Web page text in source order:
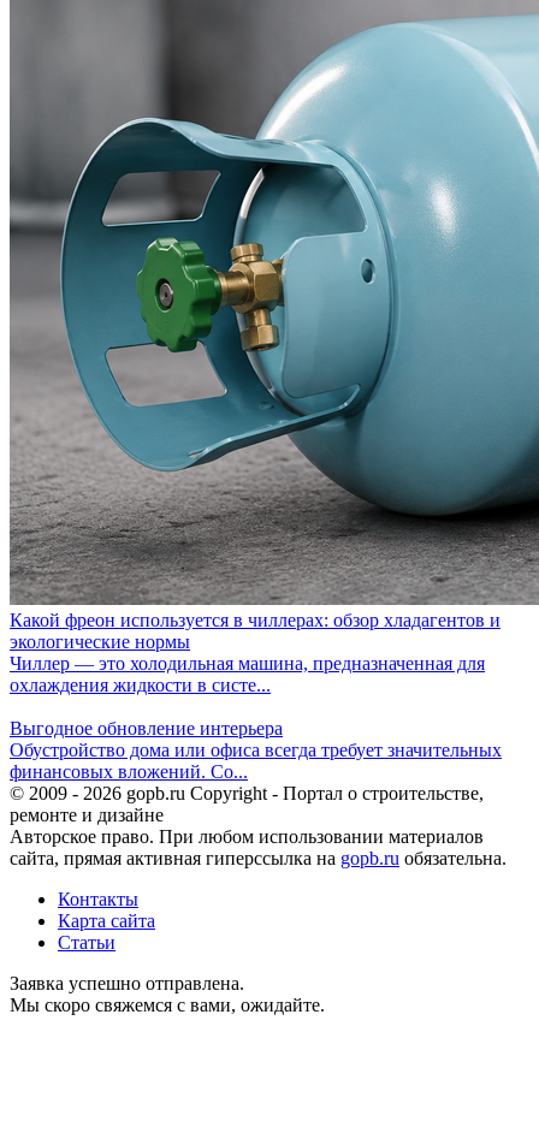
Какой фреон используется в чиллерах: обзор хладагентов и
экологические нормы
Чиллер — это холодильная машина, предназначенная для
охлаждения жидкости в систе...
Выгодное обновление интерьера
Обустройство дома или офиса всегда требует значительных
финансовых вложений. Со...
© 2009 - 2026 gopb.ru Copyright - Портал о строительстве,
ремонте и дизайне
Авторское право. При любом использовании материалов
сайта, прямая активная гиперссылка на gopb.ru обязательна.
Контакты
Карта сайта
Статьи
Заявка успешно отправлена.
Мы скоро свяжемся с вами, ожидайте.